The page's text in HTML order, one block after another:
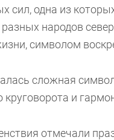
одна из
народов
символом
сложная
и
отмечали